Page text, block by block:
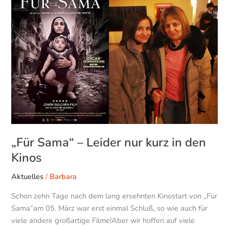
„Für Sama“ – Leider nur kurz in den
Kinos
Aktuelles / Barbara
Schon zehn Tage nach dem lang ersehnten Kinostart von „Für
Sama“am 05. März war erst einmal Schluß, so wie auch für
viele andere großartige Filme!Aber wir hoffen auf viele
–
Leider
nur
kurz
in
den
Kinos